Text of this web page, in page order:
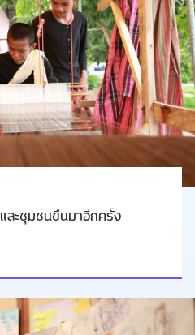
ละชุมชนขึ้นมาอีกครั้ง